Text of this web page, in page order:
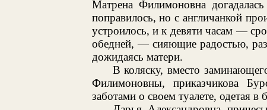
Матрена Филимоновна
поправилось, но с англичанкой
устроилось, и к девяти часам —
обедней, — сияющие радостью,
дожидаясь матери.
В коляску, вместо
Филимоновны, приказчикова
заботами о своем туалете, одетая в